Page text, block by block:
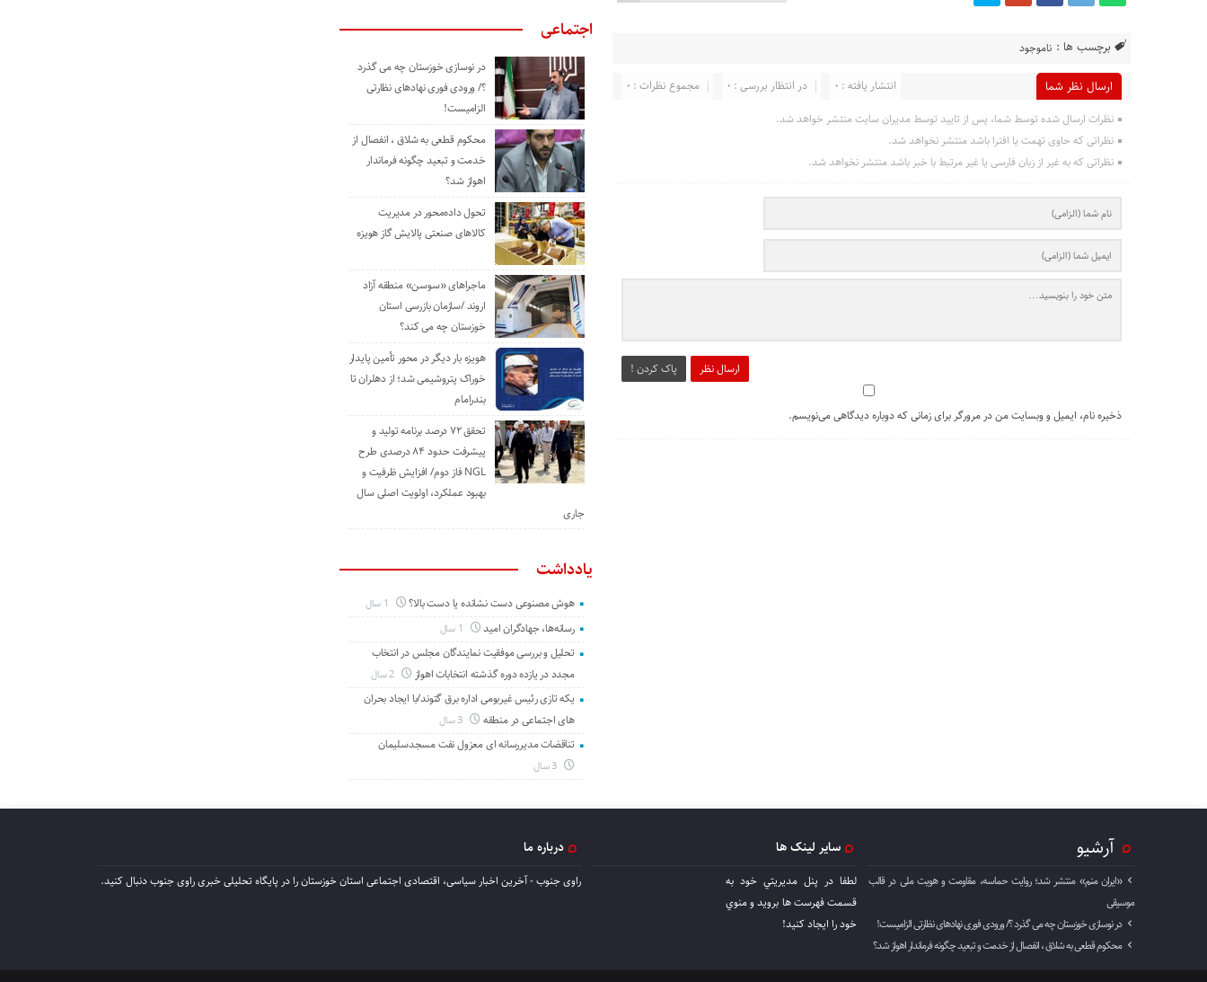
برچسب ها : ناموجود
ارسال نظر شما مجموع نظرات : 0 در انتظار بررسی : 0 انتشار یافته : 0
نظرات ارسال شده توسط شما، پس از تایید توسط مدیران سایت منتشر خواهد شد.
نظراتی که حاوی تهمت یا افترا باشد منتشر نخواهد شد.
نظراتی که به غیر از زبان فارسی یا غیر مرتبط با خبر باشد منتشر نخواهد شد.
ارسال نظر پاک کردن !
ذخیره نام، ایمیل و وبسایت من در مرورگر برای زمانی که دوباره دیدگاهی می‌نویسم.
اجتماعی
در نوسازی خوزستان چه می گذرد
؟/ ورودی فوری نهادهای نظارتی
الزامیست!
محکوم قطعی به شلاق ، انفصال از
خدمت و تبعید چگونه فرماندار
اهواز شد؟
تحول داده‌محور در مدیریت
کالاهای صنعتی پالایش گاز هویزه
ماجراهای «سوسن» منطقه آزاد
اروند /سازمان بازرسی استان
خوزستان چه می کند؟
هویزه بار دیگر در محور تأمین پایدار
خوراک پتروشیمی شد؛ از دهلران تا
بندرامام
تحقق ۷۲ درصد برنامه تولید و
پیشرفت حدود ۸۴ درصدی طرح
NGL فاز دوم/ افزایش ظرفیت و
بهبود عملکرد، اولویت اصلی سال
جاری
یادداشت
هوش مصنوعی دست نشانده یا دست بالا؟
رسانه‌ها، جهادگران امید
تحلیل و بررسی موفقیت نمایندگان مجلس در انتخاب
مجدد در یازده دوره گذشته انتخابات اهواز
یکه تازی رئیس غیربومی اداره برق گتوند/با ایجاد بحران
های اجتماعی در منطقه
تناقضات مدیررسانه ای معزول نفت مسجدسلیمان
آرشیو
«ایران منم» منتشر شد؛ روایت حماسه، مقاومت و هویت ملی در قالب
موسیقی
در نوسازی خوزستان چه می گذرد ؟/ ورودی فوری نهادهای نظارتی الزامیست!
محکوم قطعی به شلاق ، انفصال از خدمت و تبعید چگونه فرماندار اهواز شد؟
سایر لینک ها
لطفا در پنل مديريتي خود به
قسمت فهرست ها برويد و منوي
خود را ايجاد كنيد!
درباره ما
راوی جنوب - آخرین اخبار سیاسی، اقتصادی اجتماعی استان خوزستان را در پایگاه تحلیلی خبری راوی جنوب دنبال کنید.